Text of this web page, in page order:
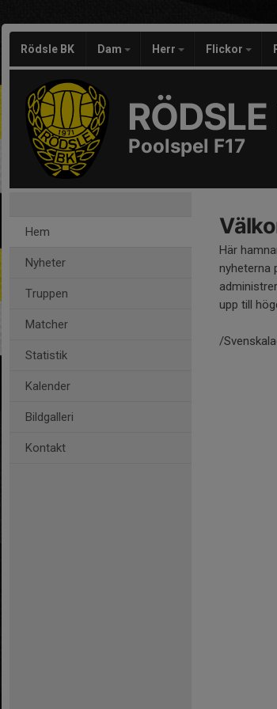
Rödsle BK Dam Herr Flickor
Poolspel F17
Hem
Nyheter
Truppen
Matcher
Statistik
Kalender
Bildgalleri
Kontakt
Här
nyheterna
upp till
/